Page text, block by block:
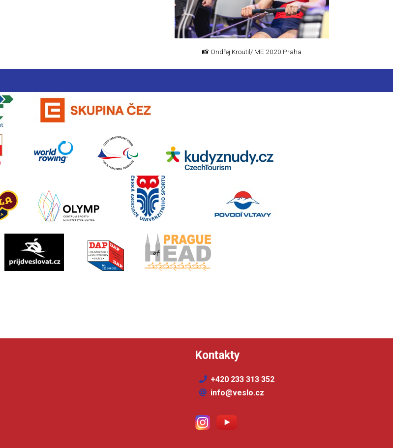
📸 Ondřej Kroutil/ ME 2020 Praha
Kontakty
+420 233 313 352
info@veslo.cz